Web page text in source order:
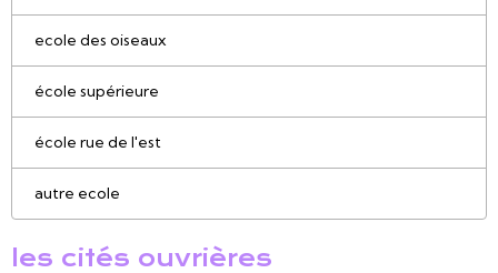
ecole des oiseaux
école supérieure
école rue de l'est
autre ecole
les cités ouvrières